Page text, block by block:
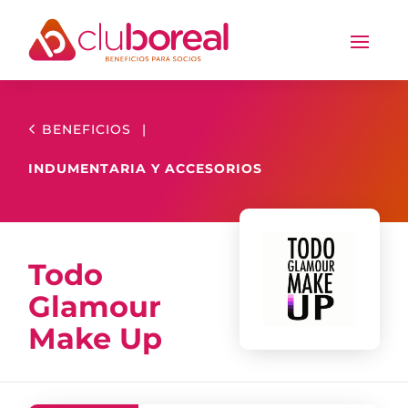
BENEFICIOS |
INDUMENTARIA Y ACCESORIOS
Todo
Glamour
Make Up